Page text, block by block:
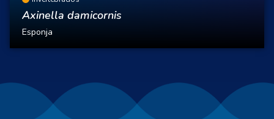
Axinella damicornis
Esponja